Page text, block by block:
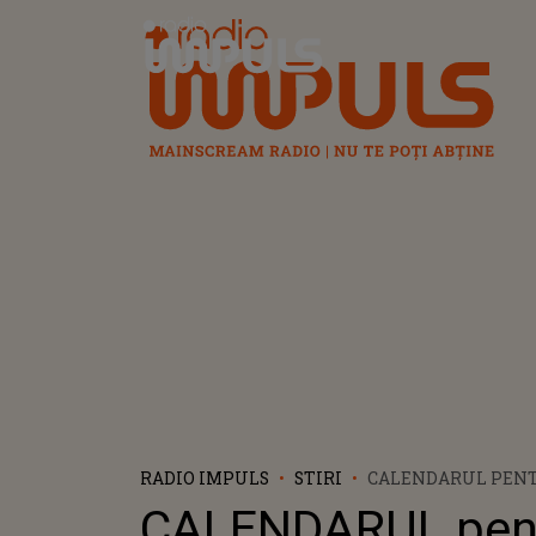
Radio Impuls
RADIO IMPULS STIRI
CALENDARUL
PREGĂTITOARE ÎN